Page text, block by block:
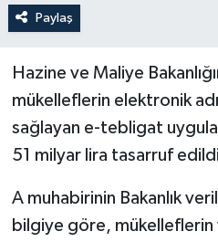
Paylaş
Hazine ve Maliye
mükelleflerin elektronik
sağlayan e-tebligat
51 milyar lira tasarruf
A muhabirinin Bakanlık
bilgiye göre,